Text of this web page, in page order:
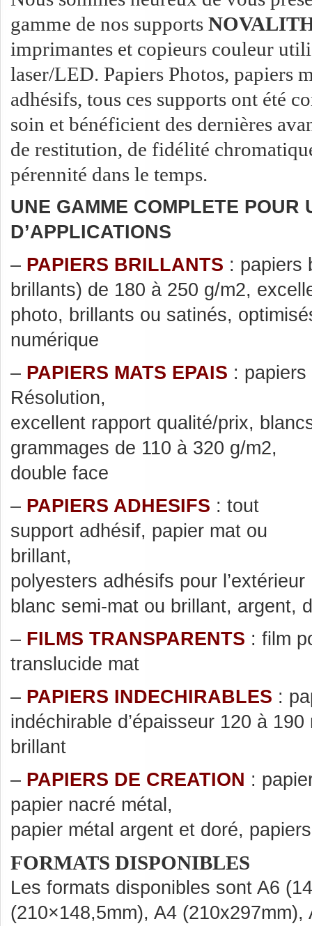
gamme de nos supports
imprimantes et copieurs couleur
laser/LED. Papiers Photos, papiers
adhésifs, tous ces supports ont été
soin et bénéficient des dernières
de restitution, de fidélité
pérennité dans le temps.
UNE GAMME COMPLETE POUR
D’APPLICATIONS
– PAPIERS BRILLANTS : papiers
brillants) de 180 à 250 g/m2,
photo, brillants ou satinés,
numérique
– PAPIERS MATS EPAIS :
Résolution,
excellent rapport qualité/prix,
grammages de 110 à 320 g/m2,
double face
– PAPIERS ADHESIFS : tout
support adhésif, papier mat ou
brillant,
polyesters adhésifs pour
blanc semi-mat ou brillant, argent,
– FILMS TRANSPARENTS : film
translucide mat
– PAPIERS INDECHIRABLES :
indéchirable d’épaisseur 120 à
brillant
– PAPIERS DE CREATION :
papier nacré métal,
papier métal argent et doré,
FORMATS DISPONIBLES
Les formats disponibles sont A6
(210×148,5mm), A4